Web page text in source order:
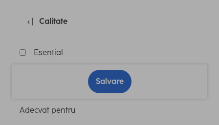
Calitate
Esențial
Salvare
Adecvat pentru